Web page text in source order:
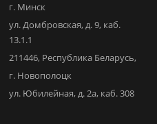
г. Минск
ул. Домбровская, д. 9, каб.
13.1.1
211446, Республика Беларусь,
г. Новополоцк
ул. Юбилейная, д. 2а, каб. 308